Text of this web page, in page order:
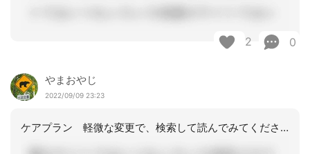
2 0
やまおやじ
2022/09/09 23:23
ケアプラン 軽微な変更で、検索して読んでみてください。理解して説明できないと困り